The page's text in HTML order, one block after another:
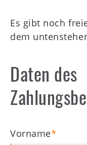
Es gibt noch
dem
Daten des
Vorname